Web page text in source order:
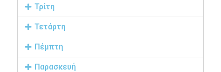
Τρίτη
Τετάρτη
Πέμπτη
Παρασκευή